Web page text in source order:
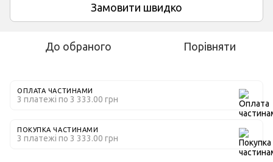
Замовити швидко
До обраного Порівняти
ОПЛАТА ЧАСТИНАМИ
3 платежі по 3 333.00 грн
ПОКУПКА ЧАСТИНАМИ
3 платежі по 3 333.00 грн